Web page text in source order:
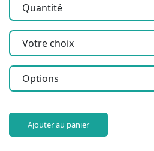
Quantité
Votre choix
Options
Ajouter au panier